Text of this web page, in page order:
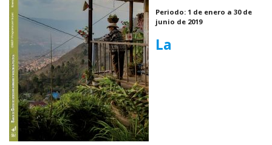
Periodo: 1 de enero a 30 de
junio de 2019
La